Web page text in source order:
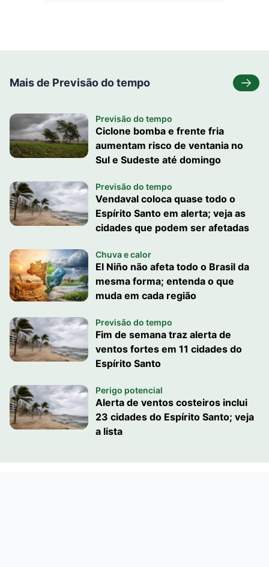
Mais de Previsão do tempo
Previsão do tempo
Ciclone bomba e frente fria
aumentam risco de ventania no
Sul e Sudeste até domingo
Previsão do tempo
Vendaval coloca quase todo o
Espírito Santo em alerta; veja as
cidades que podem ser afetadas
Chuva e calor
El Niño não afeta todo o Brasil da
mesma forma; entenda o que
muda em cada região
Previsão do tempo
Fim de semana traz alerta de
ventos fortes em 11 cidades do
Espírito Santo
Perigo potencial
Alerta de ventos costeiros inclui
23 cidades do Espírito Santo; veja
a lista